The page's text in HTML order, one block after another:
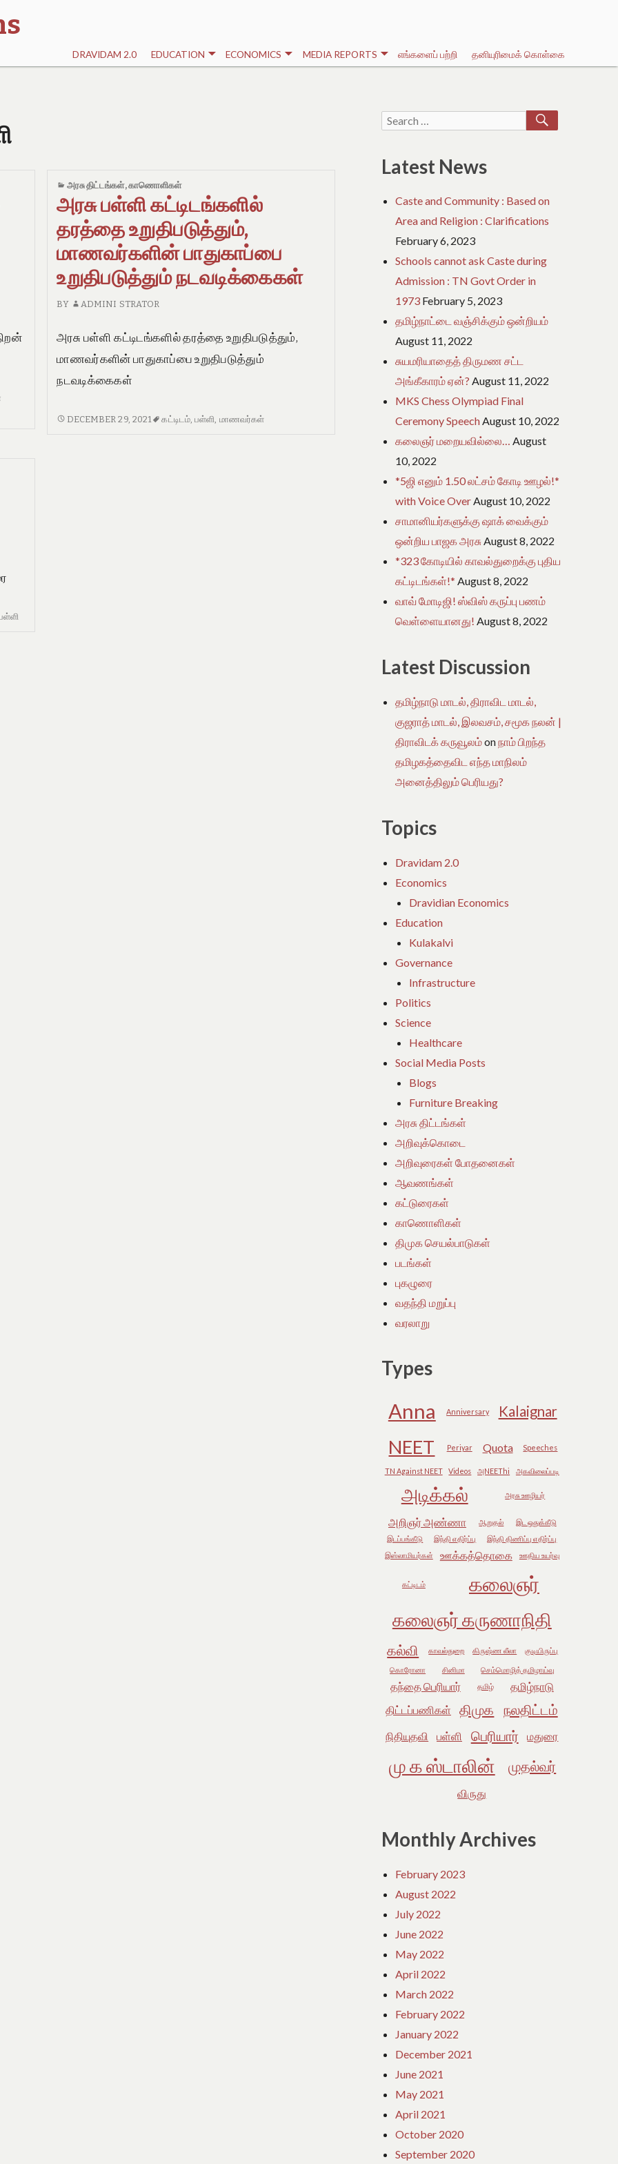
DRAVIDAM 2.0 EDUCATION ECONOMICS MEDIA REPORTS எங்களைப் பற்றி தனியுரிமைக் கொள்கை
அரசு திட்டங்கள்,காணொளிகள்
அரசு பள்ளி கட்டிடங்களில்
தரத்தை உறுதிபடுத்தும்,
மாணவர்களின் பாதுகாப்பை
உறுதிபடுத்தும் நடவடிக்கைகள்
BY ADMINI STRATOR
அரசு பள்ளி கட்டிடங்களில் தரத்தை உறுதிபடுத்தும்,
மாணவர்களின் பாதுகாப்பை உறுதிபடுத்தும்
நடவடிக்கைகள்
அரசுDECEMBER 29, 2021 கட்டிடம்,பள்ளி மாணவர்கள்
Search
Latest News
Caste and Community : Based on
Area and Religion : Clarifications
February 6, 2023
Schools cannot ask Caste during
Admission : TN Govt Order in
1973 February 5, 2023
தமிழ்நாட்டை வஞ்சிக்கும் ஒன்றியம்
August 11, 2022
சுயமரியாதைத் திருமண சட்ட
அங்கீகாரம் ஏன்? August 11, 2022
MKS Chess Olympiad Final
Ceremony SpeechAugust 10, 2022
கலைஞர் மறையவில்லை… August
10, 2022
*5ஜி எனும் 1.50 லட்சம் கோடி ஊழல்!*
with Voice OverAugust 10, 2022
சாமானியர்களுக்கு ஷாக் வைக்கும்
ஒன்றிய பாஜக அரசுAugust 8, 2022
*323 கோடியில் காவல்துறைக்கு புதிய
கட்டிடங்கள்!* August 8, 2022
வாவ் மோடிஜி! ஸ்விஸ் கருப்பு பணம்
வெள்ளையானது! August 8, 2022
Latest Discussion
தமிழ்நாடு மாடல், திராவிட மாடல்,
குஜராத் மாடல், இலவசம், சமூக நலன் |
திராவிடக் கருவூலம்onநாம் பிறந்த
தமிழகத்தைவிட எந்த மாநிலம்
அனைத்திலும் பெரியது?
Topics
Dravidam 2.0
Economics
Dravidian Economics
Education
Kulakalvi
Governance
Infrastructure
Politics
Science
Healthcare
Social Media Posts
Blogs
Furniture Breaking
அரசு திட்டங்கள்
அறிவுக்கொடை
அறிவுரைகள் போதனைகள்
ஆவணங்கள்
கட்டுரைகள்
காணொளிகள்
திமுக செயல்பாடுகள்
படங்கள்
புகழுரை
வதந்தி மறுப்பு
வரலாறு
Types
Anna Anniversary Kalaignar
NEET Periyar Quota Speeches
TN Against NEET Videos அNEEThi அகவிலைப்படி
அடிக்கல் அரசு ஊழியர்
அறிஞர் அண்ணா ஆறுதல்
இட ஒதுக்கீடு
இடப்பங்கீடு
இந்தி எதிர்ப்பு
இந்தி திணிப்பு எதிர்ப்பு
இஸ்லாமியர்கள்
ஊக்கத்தொகை ஊதிய உயர்வு
கட்டிடம் கலைஞர்
கலைஞர் கருணாநிதி
கல்வி காவல்துறை கிருஷ்ண லீலா குடியிருப்பு
கொரோனா சினிமா செம்மொழித் தமிழாய்வு
தந்தை பெரியார் தமிழ்
தமிழ்நாடு
திட்டப்பணிகள்
திமுக நலதிட்டம்
நிதியுதவி பள்ளி பெரியார் மதுரை
மு க ஸ்டாலின் முதல்வர்
விருது
Monthly Archives
February 2023
August 2022
July 2022
June 2022
May 2022
April 2022
March 2022
February 2022
January 2022
December 2021
June 2021
May 2021
April 2021
October 2020
September 2020